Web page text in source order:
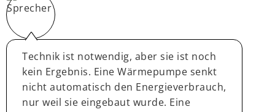
Technik ist notwendig, aber sie ist noch
kein Ergebnis. Eine Wärmepumpe senkt
nicht automatisch den Energieverbrauch,
nur weil sie eingebaut wurde. Eine